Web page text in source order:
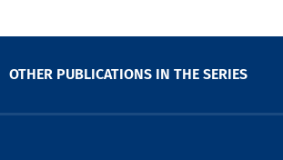
OTHER PUBLICATIONS IN THE SERIES